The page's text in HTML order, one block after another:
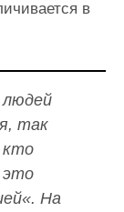
в
так
кто
это
«. На